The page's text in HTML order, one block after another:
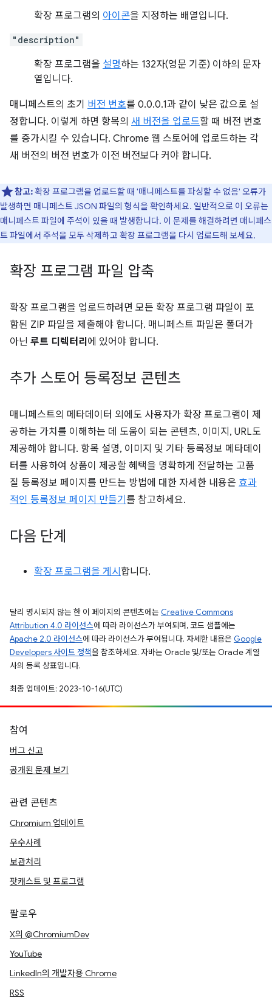
확장 프로그램의 아이콘을 지정하는 배열입니다.
"description"
확장 프로그램을 설명하는 132자(영문 기준) 이하의 문자
열입니다.
매니페스트의 초기 버전 번호를 0.0.0.1과 같이 낮은 값으로 설
정합니다. 이렇게 하면 항목의 새 버전을 업로드할 때 버전 번호
를 증가시킬 수 있습니다. Chrome 웹 스토어에 업로드하는 각
새 버전의 버전 번호가 이전 버전보다 커야 합니다.
참고:확장 프로그램을 업로드할 때 '매니페스트를 파싱할 수 없음' 오류가
발생하면 매니페스트 JSON 파일의 형식을 확인하세요. 일반적으로 이 오류는
매니페스트 파일에 주석이 있을 때 발생합니다. 이 문제를 해결하려면 매니페스
트 파일에서 주석을 모두 삭제하고 확장 프로그램을 다시 업로드해 보세요.
확장 프로그램 파일 압축
확장 프로그램을 업로드하려면 모든 확장 프로그램 파일이 포
함된 ZIP 파일을 제출해야 합니다. 매니페스트 파일은 폴더가
아닌 루트 디렉터리 에 있어야 합니다.
추가 스토어 등록정보 콘텐츠
매니페스트의 메타데이터 외에도 사용자가 확장 프로그램이 제
공하는 가치를 이해하는 데 도움이 되는 콘텐츠, 이미지, URL도
제공해야 합니다. 항목 설명, 이미지 및 기타 등록정보 메타데이
터를 사용하여 상품이 제공할 혜택을 명확하게 전달하는 고품
질 등록정보 페이지를 만드는 방법에 대한 자세한 내용은 효과
적인 등록정보 페이지 만들기 를 참고하세요.
다음 단계
확장 프로그램을 게시 합니다.
달리 명시되지 않는 한 이 페이지의 콘텐츠에는 Creative Commons
Attribution 4.0 라이선스에 따라 라이선스가 부여되며, 코드 샘플에는
Apache 2.0 라이선스에 따라 라이선스가 부여됩니다. 자세한 내용은 Google
Developers 사이트 정책을 참조하세요. 자바는 Oracle 및/또는 Oracle 계열
사의 등록 상표입니다.
최종 업데이트: 2023-10-16(UTC)
참여
버그 신고
공개된 문제 보기
관련 콘텐츠
Chromium 업데이트
우수사례
보관처리
팟캐스트 및 프로그램
팔로우
X의 @ChromiumDev
YouTube
LinkedIn의 개발자용 Chrome
RSS